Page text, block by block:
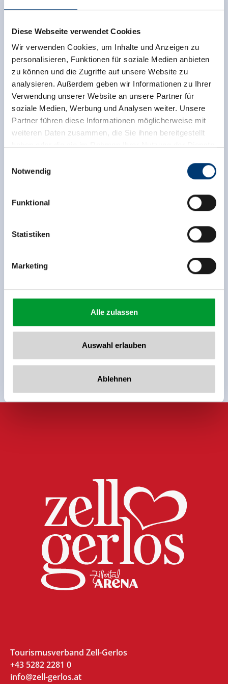
Diese Webseite verwendet Cookies
Wir verwenden Cookies, um Inhalte und Anzeigen zu
personalisieren, Funktionen für soziale Medien anbieten
zu können und die Zugriffe auf unsere Website zu
analysieren. Außerdem geben wir Informationen zu Ihrer
Verwendung unserer Website an unsere Partner für
soziale Medien, Werbung und Analysen weiter. Unsere
Partner führen diese Informationen möglicherweise mit
weiteren Daten zusammen, die Sie ihnen bereitgestellt
Rohr 23// A-6280 Zell am Ziller
www.zillertalarena.com
Notwendig
Funktional
Statistiken
Marketing
Alle zulassen
Auswahl erlauben
Ablehnen
Jetzt für den newsletter
anmelden!
Anmelden
Tourismusverband Zell-Gerlos
+43 5282 2281 0
info@zell-gerlos.at